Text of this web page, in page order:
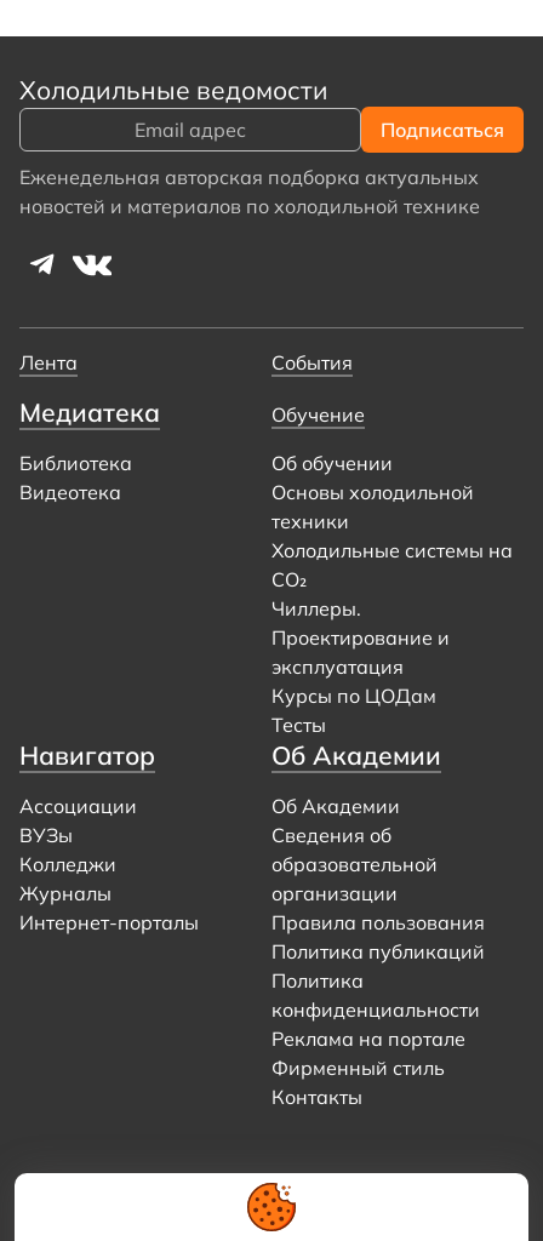
Холодильные ведомости
Еженедельная авторская подборка актуальных
новостей и материалов по холодильной технике
Лента События
Медиатека
Библиотека
Видеотека
Обучение
Об обучении
Основы холодильной
техники
Холодильные системы на
CO₂
Чиллеры.
Проектирование и
эксплуатация
Курсы по ЦОДам
Тесты
Навигатор
Ассоциации
ВУЗы
Колледжи
Журналы
Интернет-порталы
Об Академии
Об Академии
Сведения об
образовательной
организации
Правила пользования
Политика публикаций
Политика
конфиденциальности
Реклама на портале
Фирменный стиль
Контакты